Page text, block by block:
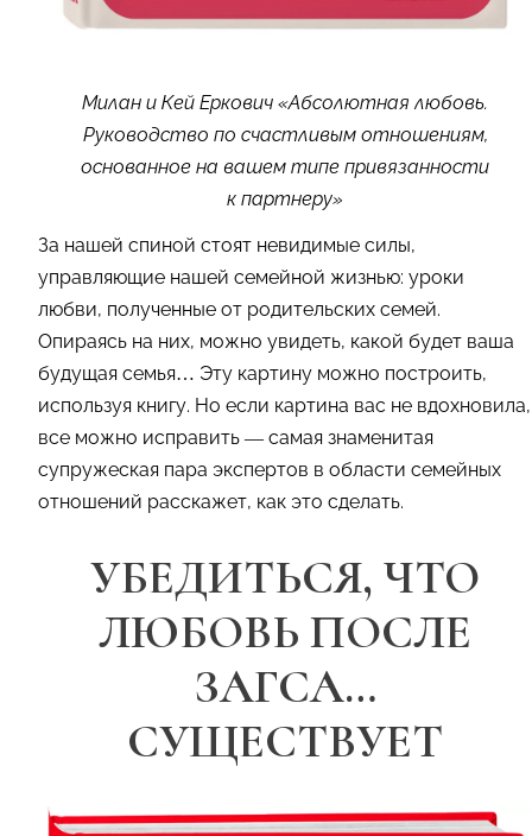
Милан и Кей Еркович «Абсолютная любовь.
Руководство по счастливым отношениям,
основанное на вашем типе привязанности
к партнеру»
За нашей спиной стоят невидимые силы,
управляющие нашей семейной жизнью: уроки
любви, полученные от родительских семей.
Опираясь на них, можно увидеть, какой будет ваша
будущая семья… Эту картину можно построить,
используя книгу. Но если картина вас не вдохновила,
все можно исправить — самая знаменитая
супружеская пара экспертов в области семейных
отношений расскажет, как это сделать.
УБЕДИТЬСЯ, ЧТО
ЛЮБОВЬ ПОСЛЕ
ЗАГСА…
СУЩЕСТВУЕТ